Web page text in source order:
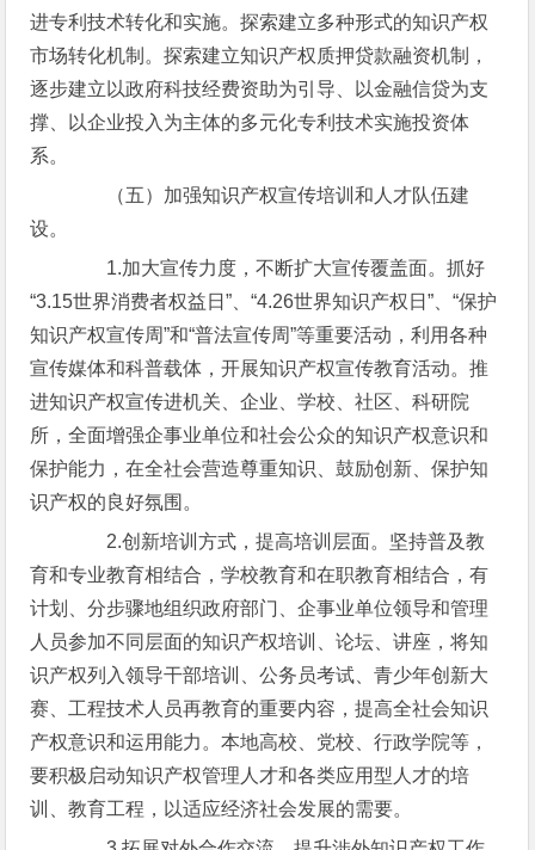
进专利技术转化和实施。探索建立多种形式的知识产权
市场转化机制。探索建立知识产权质押贷款融资机制，
逐步建立以政府科技经费资助为引导、以金融信贷为支
撑、以企业投入为主体的多元化专利技术实施投资体
系。
（五）加强知识产权宣传培训和人才队伍建
设。
1.加大宣传力度，不断扩大宣传覆盖面。抓好
“3.15世界消费者权益日”、“4.26世界知识产权日”、“保护
知识产权宣传周”和“普法宣传周”等重要活动，利用各种
宣传媒体和科普载体，开展知识产权宣传教育活动。推
进知识产权宣传进机关、企业、学校、社区、科研院
所，全面增强企事业单位和社会公众的知识产权意识和
保护能力，在全社会营造尊重知识、鼓励创新、保护知
识产权的良好氛围。
2.创新培训方式，提高培训层面。坚持普及教
育和专业教育相结合，学校教育和在职教育相结合，有
计划、分步骤地组织政府部门、企事业单位领导和管理
人员参加不同层面的知识产权培训、论坛、讲座，将知
识产权列入领导干部培训、公务员考试、青少年创新大
赛、工程技术人员再教育的重要内容，提高全社会知识
产权意识和运用能力。本地高校、党校、行政学院等，
要积极启动知识产权管理人才和各类应用型人才的培
训、教育工程，以适应经济社会发展的需要。